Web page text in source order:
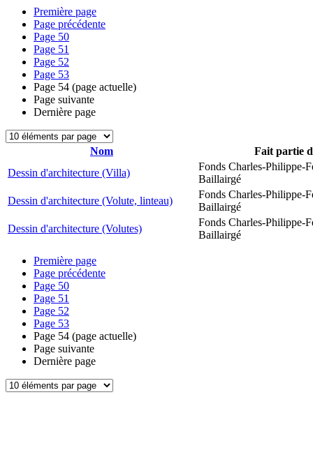
Première page
Page précédente
Page 50
Page 51
Page 52
Page 53
Page 54 (page actuelle)
Page suivante
Dernière page
Nom
Fait partie
Dessin d'architecture (Villa)
Fonds Charles-Philippe-
Baillairgé
Dessin d'architecture (Volute, linteau)
Fonds Charles-Philippe-
Baillairgé
Dessin d'architecture (Volutes)
Fonds Charles-Philippe-
Baillairgé
Première page
Page précédente
Page 50
Page 51
Page 52
Page 53
Page 54 (page actuelle)
Page suivante
Dernière page